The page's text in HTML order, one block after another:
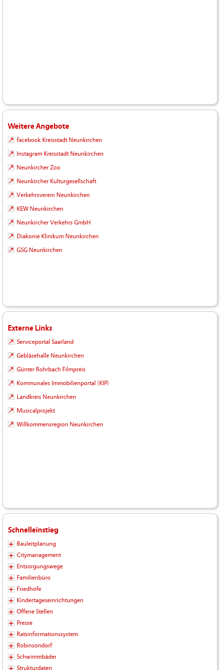
Weitere Angebote
facebook Kreisstadt Neunkirchen
Instagram Kreisstadt Neunkirchen
Neunkircher Zoo
Neunkircher Kulturgesellschaft
Verkehrsverein Neunkirchen
KEW Neunkirchen
Neunkircher Verkehrs GmbH
Diakonie Klinikum Neunkirchen
GSG Neunkirchen
Externe Links
Serviceportal Saarland
Gebläsehalle Neunkirchen
Günter Rohrbach Filmpreis
Kommunales Immobilienportal (KIP)
Landkreis Neunkirchen
Musicalprojekt
Willkommensregion Neunkirchen
Schnelleinstieg
Bauleitplanung
Citymanagement
Entsorgungswege
Familienbüro
Friedhöfe
Kindertageseinrichtungen
Offene Stellen
Presse
Ratsinformationssystem
Robinsondorf
Schwimmbäder
Strukturdaten